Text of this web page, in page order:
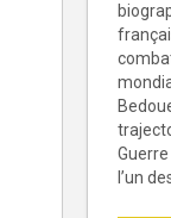
l’un